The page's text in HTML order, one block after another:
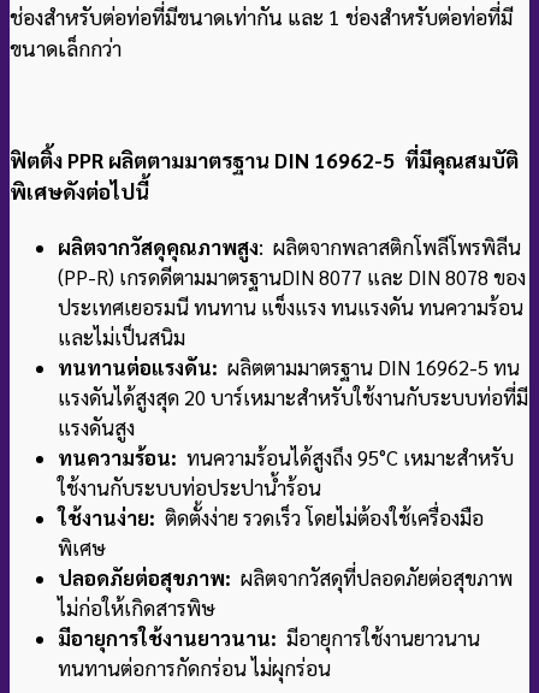
ช่องสำหรับต่อท่อที่มีขนาดเท่ากัน และ 1 ช่องสำหรับต่อท่อที่มี
ขนาดเล็กกว่า
ฟิตติ้ง PPR ผลิตตามมาตรฐาน DIN 16962-5 ที่มีคุณสมบัติ
พิเศษดังต่อไปนี้
ผลิตจากวัสดุคุณภาพสูง: ผลิตจากพลาสติกโพลีโพรพิลีน
(PP-R) เกรดดีตามมาตรฐานDIN 8077 และ DIN 8078 ของ
ประเทศเยอรมนี ทนทาน แข็งแรง ทนแรงดัน ทนความร้อน
และไม่เป็นสนิม
ทนทานต่อแรงดัน: ผลิตตามมาตรฐาน DIN 16962-5 ทน
แรงดันได้สูงสุด 20 บาร์เหมาะสำหรับใช้งานกับระบบท่อที่มี
แรงดันสูง
ทนความร้อน: ทนความร้อนได้สูงถึง 95°C เหมาะสำหรับ
ใช้งานกับระบบท่อประปาน้ำร้อน
ใช้งานง่าย: ติดตั้งง่าย รวดเร็ว โดยไม่ต้องใช้เครื่องมือ
พิเศษ
ปลอดภัยต่อสุขภาพ: ผลิตจากวัสดุที่ปลอดภัยต่อสุขภาพ
ไม่ก่อให้เกิดสารพิษ
มีอายุการใช้งานยาวนาน: มีอายุการใช้งานยาวนาน
ทนทานต่อการกัดกร่อน ไม่ผุกร่อน